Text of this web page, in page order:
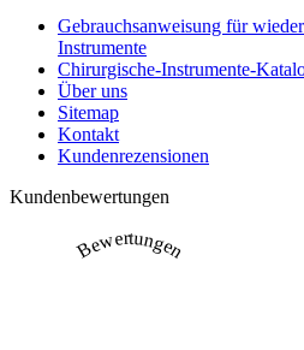
Gebrauchsanweisung für
Instrumente
Chirurgische-Instrumente-
Über uns
Sitemap
Kontakt
Kundenrezensionen
Kundenbewertungen
Bewertungen